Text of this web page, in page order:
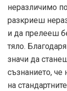
неразличимо
разкриеш
и да прелееш
тяло.
значи да
съзнанието,
на